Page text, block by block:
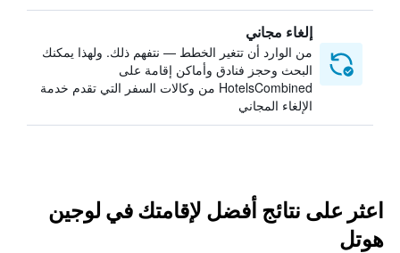
إلغاء مجاني
من الوارد أن تتغير الخطط — نتفهم ذلك. ولهذا يمكنك
البحث وحجز فنادق وأماكن إقامة على
HotelsCombined من وكالات السفر التي تقدم خدمة
الإلغاء المجاني
اعثر على نتائج أفضل لإقامتك في لوجين
هوتل